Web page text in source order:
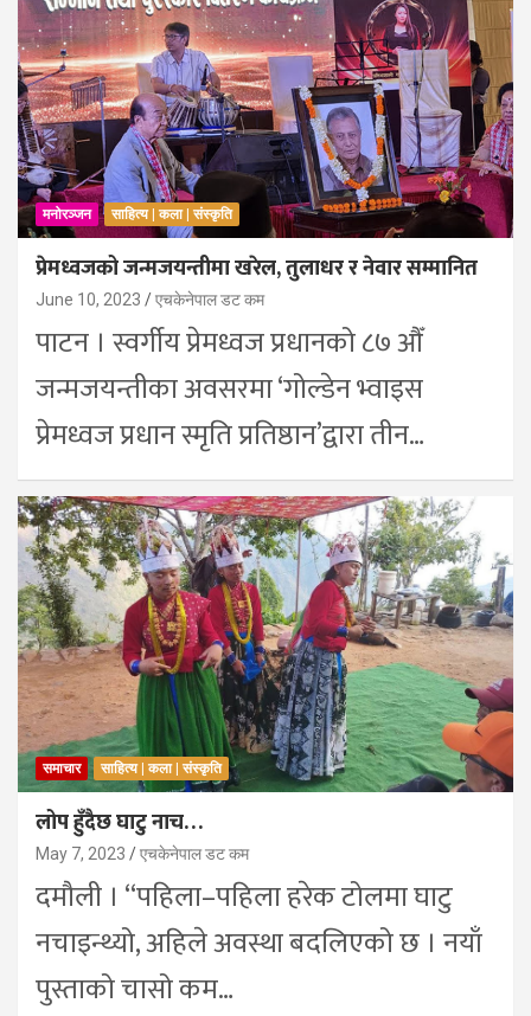
मनोरञ्जन साहित्य | कला | संस्कृति
प्रेमध्वजको जन्मजयन्तीमा खरेल, तुलाधर र नेवार सम्मानित
June 10, 2023 एचकेनेपाल डट कम
पाटन । स्वर्गीय प्रेमध्वज प्रधानको ८७ औँ
जन्मजयन्तीका अवसरमा ‘गोल्डेन भ्वाइस
प्रेमध्वज प्रधान स्मृति प्रतिष्ठान’द्वारा तीन…
समाचार साहित्य | कला | संस्कृति
लोप हुँदैछ घाटु नाच…
May 7, 2023 एचकेनेपाल डट कम
दमौली । “पहिला–पहिला हरेक टोलमा घाटु
नचाइन्थ्यो, अहिले अवस्था बदलिएको छ । नयाँ
पुस्ताको चासो कम…